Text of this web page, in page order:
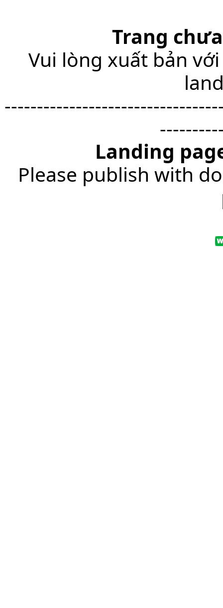
Trang
Vui lòng xuất bản
Landing
Please publish with